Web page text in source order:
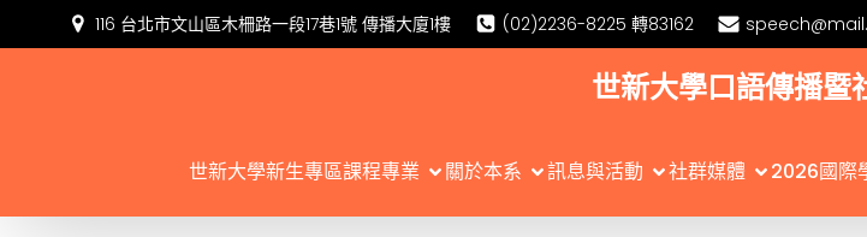
116 台北市文山區木柵路一段17巷1號 傳播大廈1樓 (02)2236-8225 轉83162
世新大學口語傳播暨
世新大學新生專區課程專業 關於本系 訊息與活動 社群媒體 2026國際